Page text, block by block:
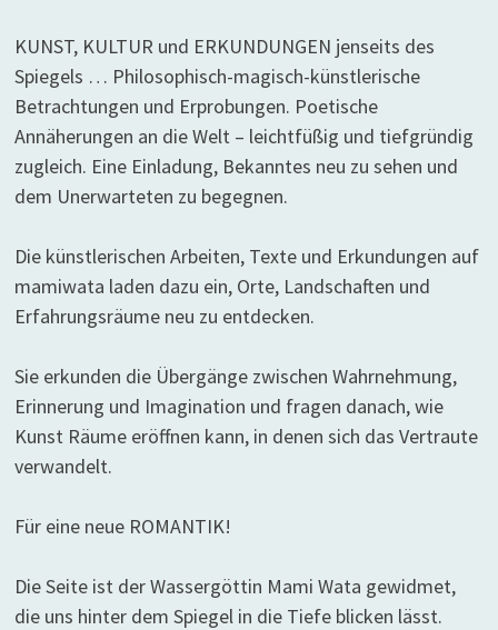
KUNST, KULTUR und ERKUNDUNGEN jenseits des
Spiegels … Philosophisch-magisch-künstlerische
Betrachtungen und Erprobungen. Poetische
Annäherungen an die Welt – leichtfüßig und tiefgründig
zugleich. Eine Einladung, Bekanntes neu zu sehen und
dem Unerwarteten zu begegnen.
Die künstlerischen Arbeiten, Texte und Erkundungen auf
mamiwata laden dazu ein, Orte, Landschaften und
Erfahrungsräume neu zu entdecken.
Sie erkunden die Übergänge zwischen Wahrnehmung,
Erinnerung und Imagination und fragen danach, wie
Kunst Räume eröffnen kann, in denen sich das Vertraute
verwandelt.
Für eine neue ROMANTIK!
Die Seite ist der Wassergöttin Mami Wata gewidmet,
die uns hinter dem Spiegel in die Tiefe blicken lässt.